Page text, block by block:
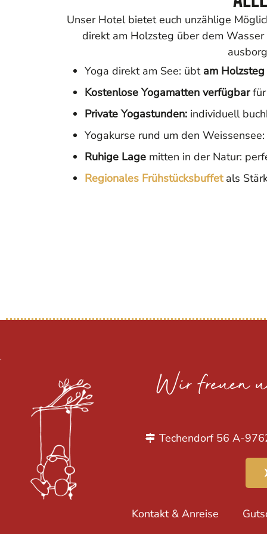
Unser Hotel bietet euch unzählige
direkt am Holzsteg über dem
Yoga direkt am See: übtam Holzsteg
Kostenlose Yogamatten verfügbarfür
Private Yogastunden: individuell
Yogakurse rund um den
Ruhige Lage mitten in der Natur:
Regionales Frühstücksbuffetals
Wir freuen
Techendorf 56 A-
Kontakt & Anreise